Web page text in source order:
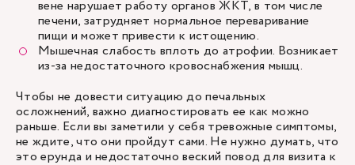
вене нарушает работу органов ЖКТ, в том числе
печени, затрудняет нормальное переваривание
пищи и может привести к истощению.
Мышечная слабость вплоть до атрофии. Возникает
из-за недостаточного кровоснабжения мышц.
Чтобы не довести ситуацию до печальных
осложнений, важно диагностировать ее как можно
раньше. Если вы заметили у себя тревожные симптомы,
не ждите, что они пройдут сами. Не нужно думать, что
это ерунда и недостаточно веский повод для визита к